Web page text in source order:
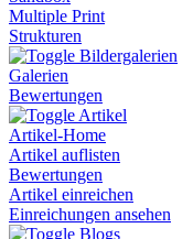
Multiple Print
Strukturen
Bildergalerien
Galerien
Bewertungen
Artikel
Artikel-Home
Artikel auflisten
Bewertungen
Artikel einreichen
Einreichungen ansehen
Blogs